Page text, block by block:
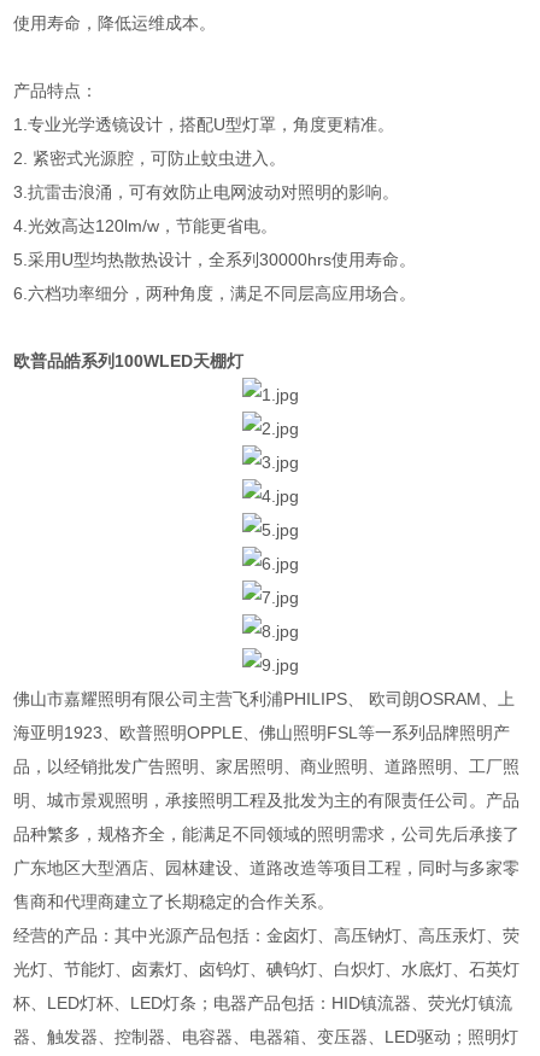
使用寿命，降低运维成本。
产品特点：
1.专业光学透镜设计，搭配U型灯罩，角度更精准。
2. 紧密式光源腔，可防止蚊虫进入。
3.抗雷击浪涌，可有效防止电网波动对照明的影响。
4.光效高达120lm/w，节能更省电。
5.采用U型均热散热设计，全系列30000hrs使用寿命。
6.六档功率细分，两种角度，满足不同层高应用场合。
欧普品皓系列100WLED天棚灯
佛山市嘉耀照明有限公司主营飞利浦PHILIPS、 欧司朗OSRAM、上
海亚明1923、欧普照明OPPLE、佛山照明FSL等一系列品牌照明产
品，以经销批发广告照明、家居照明、商业照明、道路照明、工厂照
明、城市景观照明，承接照明工程及批发为主的有限责任公司。产品
品种繁多，规格齐全，能满足不同领域的照明需求，公司先后承接了
广东地区大型酒店、园林建设、道路改造等项目工程，同时与多家零
售商和代理商建立了长期稳定的合作关系。
经营的产品：其中光源产品包括：金卤灯、高压钠灯、高压汞灯、荧
光灯、节能灯、卤素灯、卤钨灯、碘钨灯、白炽灯、水底灯、石英灯
杯、LED灯杯、LED灯条；电器产品包括：HID镇流器、荧光灯镇流
器、触发器、控制器、电容器、电器箱、变压器、LED驱动；照明灯